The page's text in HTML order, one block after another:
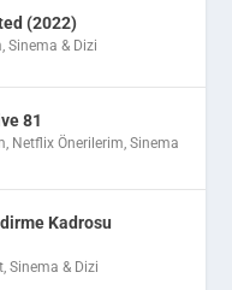
(2022)
,Sinema & Dizi
81
, Netflix Önerilerim,Sinema
Kadrosu
,Sinema & Dizi